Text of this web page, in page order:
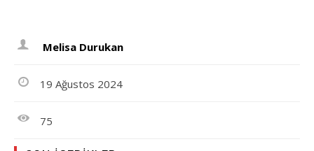
Melisa Durukan
19 Ağustos 2024
75